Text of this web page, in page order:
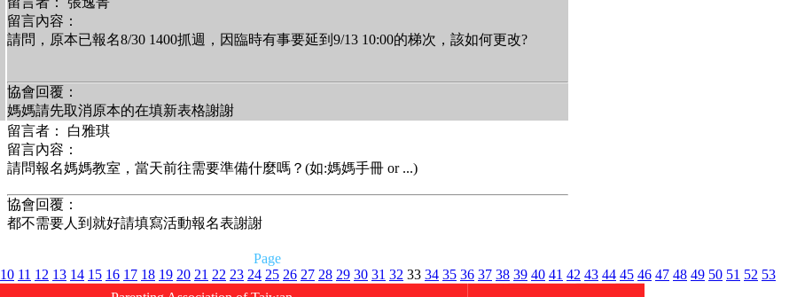
留言內容：
請問，原本已報名8/30 1400抓週，因臨時有事要延到9/13 10:00的梯次，該如何更改?
協會回覆：
媽媽請先取消原本的在填新表格謝謝
留言者： 白雅琪
留言內容：
請問報名媽媽教室，當天前往需要準備什麼嗎？(如:媽媽手冊 or ...)
協會回覆：
都不需要人到就好請填寫活動報名表謝謝
Page
10 11 12 13 14 15 16 17 18 19 20 21 22 23 24 25 26 27 28 29 30 31 32 33 34 35 36 37 38 39 40 41 42 43 44 45 46 47 48 49 50 51 52 53